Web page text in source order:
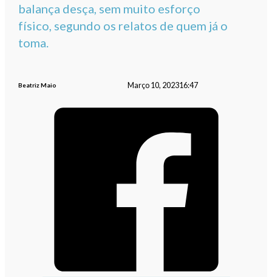
balança desça, sem muito esforço
físico, segundo os relatos de quem já o
toma.
Beatriz Maio Março 10, 202316:47